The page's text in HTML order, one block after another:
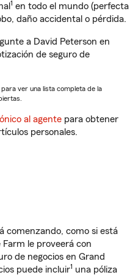
1 en todo el mundo (perfecta
daño accidental o pérdida.
a David Peterson en
de seguro de
ver una lista completa de la
al agente para obtener
personales.
comenzando, como si está
le proveerá con
de negocios en Grand
puede incluir1 una póliza